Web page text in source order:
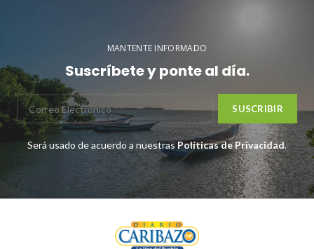
MANTENTE INFORMADO
Suscríbete y ponte al día.
Será usado de acuerdo a nuestrasPolíticas de Privacidad.